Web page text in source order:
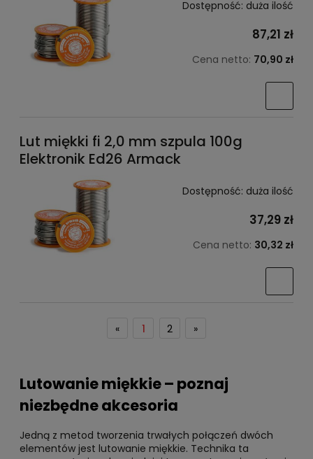
Dostępność: duża ilość
87,21 zł
Cena netto: 70,90 zł
Lut miękki fi 2,0 mm szpula 100g
Elektronik Ed26 Armack
Dostępność: duża ilość
37,29 zł
Cena netto: 30,32 zł
« 1 2 »
Lutowanie miękkie – poznaj
niezbędne akcesoria
Jedną z metod tworzenia trwałych połączeń dwóch
elementów jest lutowanie miękkie. Technika ta